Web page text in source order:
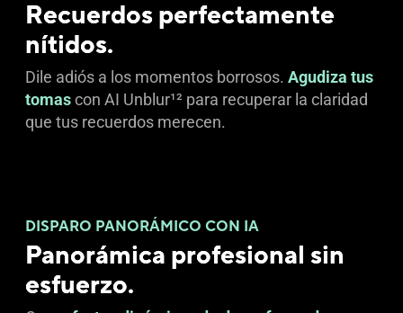
Recuerdos perfectamente
nítidos.
Dile adiós a los momentos borrosos. Agudiza tus
tomascon AI Unblur12 para recuperar la claridad
que tus recuerdos merecen.
DISPARO PANORÁMICO CON IA
Panorámica profesional sin
esfuerzo.